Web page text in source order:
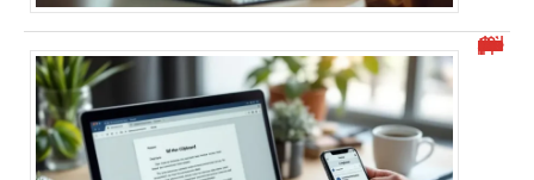
Où se trouve le presse-papier sur votre appareil ?